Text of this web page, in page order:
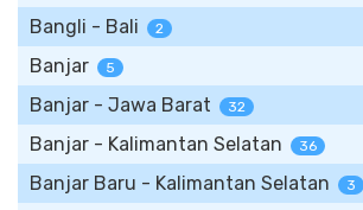
Bangli - Bali 2
Banjar 5
Banjar - Jawa Barat 32
Banjar - Kalimantan Selatan 36
Banjar Baru - Kalimantan Selatan 3